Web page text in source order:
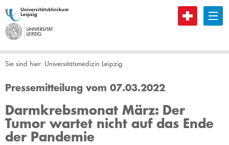
B
Sie sind hier: Universitätsmedizin Leipzig
Pressemitteilung vom 07.03.2022
Darmkrebsmonat März: Der
Tumor wartet nicht auf das Ende
der Pandemie